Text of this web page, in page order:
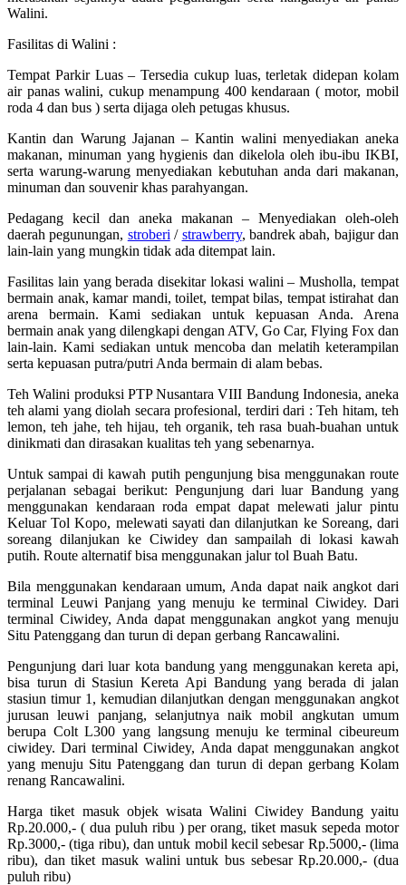
Walini.
Fasilitas di Walini :
Tempat Parkir Luas – Tersedia cukup luas, terletak didepan kolam
air panas walini, cukup menampung 400 kendaraan ( motor, mobil
roda 4 dan bus ) serta dijaga oleh petugas khusus.
Kantin dan Warung Jajanan – Kantin walini menyediakan aneka
makanan, minuman yang hygienis dan dikelola oleh ibu-ibu IKBI,
serta warung-warung menyediakan kebutuhan anda dari makanan,
minuman dan souvenir khas parahyangan.
Pedagang kecil dan aneka makanan – Menyediakan oleh-oleh
daerah pegunungan, stroberi / strawberry, bandrek abah, bajigur dan
lain-lain yang mungkin tidak ada ditempat lain.
Fasilitas lain yang berada disekitar lokasi walini – Musholla, tempat
bermain anak, kamar mandi, toilet, tempat bilas, tempat istirahat dan
arena bermain. Kami sediakan untuk kepuasan Anda. Arena
bermain anak yang dilengkapi dengan ATV, Go Car, Flying Fox dan
lain-lain. Kami sediakan untuk mencoba dan melatih keterampilan
serta kepuasan putra/putri Anda bermain di alam bebas.
Teh Walini produksi PTP Nusantara VIII Bandung Indonesia, aneka
teh alami yang diolah secara profesional, terdiri dari : Teh hitam, teh
lemon, teh jahe, teh hijau, teh organik, teh rasa buah-buahan untuk
dinikmati dan dirasakan kualitas teh yang sebenarnya.
Untuk sampai di kawah putih pengunjung bisa menggunakan route
perjalanan sebagai berikut: Pengunjung dari luar Bandung yang
menggunakan kendaraan roda empat dapat melewati jalur pintu
Keluar Tol Kopo, melewati sayati dan dilanjutkan ke Soreang, dari
soreang dilanjukan ke Ciwidey dan sampailah di lokasi kawah
putih. Route alternatif bisa menggunakan jalur tol Buah Batu.
Bila menggunakan kendaraan umum, Anda dapat naik angkot dari
terminal Leuwi Panjang yang menuju ke terminal Ciwidey. Dari
terminal Ciwidey, Anda dapat menggunakan angkot yang menuju
Situ Patenggang dan turun di depan gerbang Rancawalini.
Pengunjung dari luar kota bandung yang menggunakan kereta api,
bisa turun di Stasiun Kereta Api Bandung yang berada di jalan
stasiun timur 1, kemudian dilanjutkan dengan menggunakan angkot
jurusan leuwi panjang, selanjutnya naik mobil angkutan umum
berupa Colt L300 yang langsung menuju ke terminal cibeureum
ciwidey. Dari terminal Ciwidey, Anda dapat menggunakan angkot
yang menuju Situ Patenggang dan turun di depan gerbang Kolam
renang Rancawalini.
Harga tiket masuk objek wisata Walini Ciwidey Bandung yaitu
Rp.20.000,- ( dua puluh ribu ) per orang, tiket masuk sepeda motor
Rp.3000,- (tiga ribu), dan untuk mobil kecil sebesar Rp.5000,- (lima
ribu), dan tiket masuk walini untuk bus sebesar Rp.20.000,- (dua
puluh ribu)